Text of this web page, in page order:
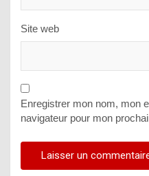
Site web
Enregistrer mon nom, mon
navigateur pour mon